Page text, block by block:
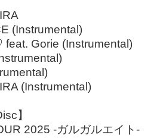
(Instrumental)
Gorie (Instrumental)
(Instrumental)
】
2025 -ガルガルエイト-